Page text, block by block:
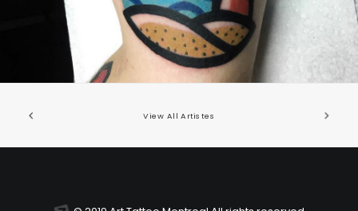
View All Artistes